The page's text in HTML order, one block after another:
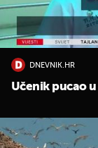
DNEVNIK.HR
Učenik pucao